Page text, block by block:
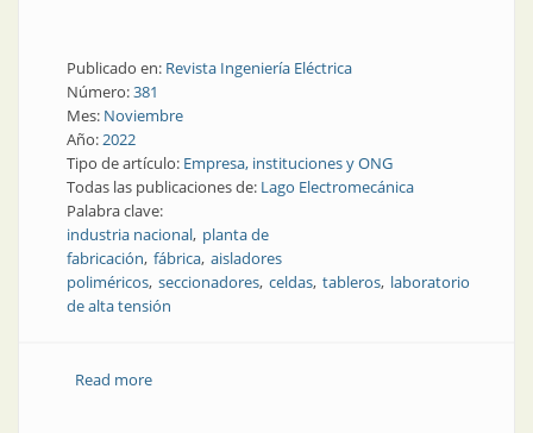
Publicado en: Revista Ingeniería Eléctrica
Número:381
Mes: Noviembre
Año:2022
Tipo de artículo: Empresa, instituciones y ONG
Todas las publicaciones de: Lago Electromecánica
Palabra clave:
industria nacional planta de
fabricación fábrica aisladores
poliméricos seccionadores celdas tableros laboratorio
de alta tensión
Read moreabout Así es la enorme planta de Lago